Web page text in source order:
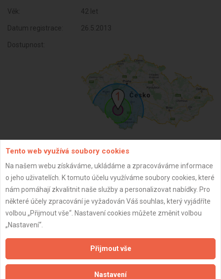
Věk: 42 let
Datum registrace: 26.5.2013
Dostupnost:
Aktualizováno z portálu ARES dne 02.12.2024 02:45:05
Důležité informace
Naše firmy a řemeslníci
Tento web využívá soubory cookies
Na našem webu získáváme, ukládáme a zpracováváme informace
o jeho uživatelích. K tomuto účelu využíváme soubory cookies, které
nám pomáhají zkvalitnit naše služby a personalizovat nabídky. Pro
některé účely zpracování je vyžadován Váš souhlas, který vyjádříte
volbou „Přijmout vše“. Nastavení cookies můžete změnit volbou
„Nastavení“.
Přijmout vše
Nastavení